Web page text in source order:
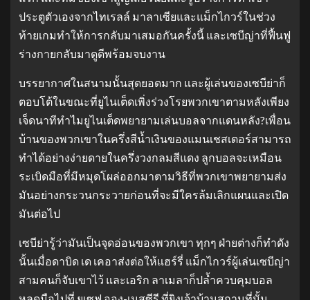
ประตูตัวเองจากไทเรลล์ มาลาเซียและแม็กไกวร์ในช่วง
ท้ายเกมทำให้การกลับมาเสมอกันครั้งนี้ และเซบีญ่าที่ฟื้นฟู
ร่างกายกลับมาดูดีพร้อมจบงาน
บรรยากาศในสนามนั้นสุดยอดมาก และผู้เล่นของเซบีย่าก็
ตอบโต้ในขณะที่ยูไนเต็ดเพิ่งร่วงโรยพวกเขาตามหลังเพียง
เจ็ดนาทีทำไมยูไนเต็ดพยายามเล่นบอลจากแดนหลัง?เพื่อน
บ้านของพวกเขาในครึ่งสีน้ำเงินของแมนเชสเตอร์สามารถ
ทำได้อย่างง่ายดายในครึ่งวงกลมสีแดง ลูกบอลจะเหมือน
ระเบิดมือที่มีหมุดโผล่ออกมาตามวิธีที่พวกเขาพยายามส่ง
มันอย่างกระวนกระวายก่อนที่จะมีใครล้มเลิกแผนและเปิด
มันต่อไป
เซบีย่ารู้ว่ามันเป็นจุดอ่อนของพวกเขา ทุกๆ ฝ่ายต่างก็ทำดัง
นั้นเมื่อดาบิด เด เคอาส่งต่อให้แฮร์รี่ แม็กไกวร์ผู้เล่นเซบีญ่า
สามคนก็จับเขาไว้ และเอริก ลาเมลาก็ปล้ำควบคุมบอล